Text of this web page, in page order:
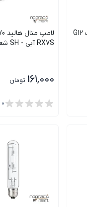
لامپ متال هالید 20 وات G12
RX7S آبی - SH شعاع
161,000 تومان
0